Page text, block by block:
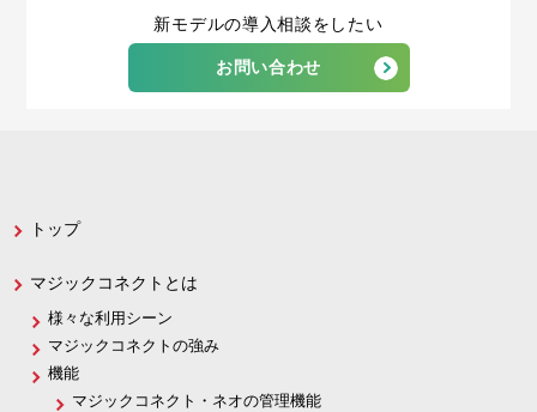
新モデルの導入相談をしたい
お問い合わせ
トップ
マジックコネクトとは
様々な利用シーン
マジックコネクトの強み
機能
マジックコネクト・ネオの管理機能